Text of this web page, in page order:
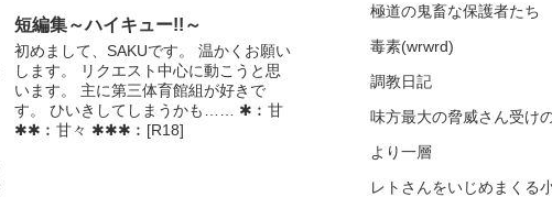
短編集～ハイキュー!!～
初めまして、SAKUです。 温かくお願い
します。 リクエスト中心に動こうと思
います。 主に第三体育館組が好きで
す。 ひいきしてしまうかも…… ✱︰甘
✱✱︰甘々 ✱✱✱︰[R18]
極道の鬼畜な保護者たち
毒素(wrwrd)
調教日記
味方最大の脅威さん受け
より一層
レトさんをいじめまくる